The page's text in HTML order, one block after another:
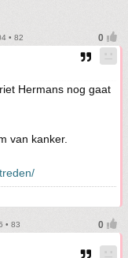
• 82
Hermans nog gaat
van kanker.
• 83